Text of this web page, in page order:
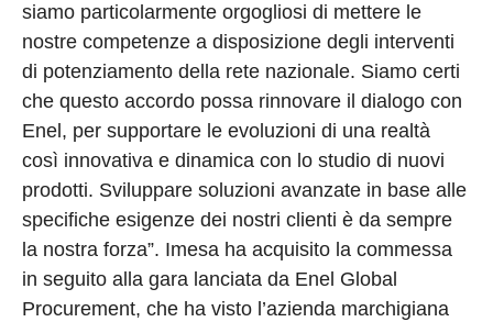
siamo particolarmente orgogliosi di mettere le
nostre competenze a disposizione degli interventi
di potenziamento della rete nazionale. Siamo certi
che questo accordo possa rinnovare il dialogo con
Enel, per supportare le evoluzioni di una realtà
così innovativa e dinamica con lo studio di nuovi
prodotti. Sviluppare soluzioni avanzate in base alle
specifiche esigenze dei nostri clienti è da sempre
la nostra forza”. Imesa ha acquisito la commessa
in seguito alla gara lanciata da Enel Global
Procurement, che ha visto l’azienda marchigiana